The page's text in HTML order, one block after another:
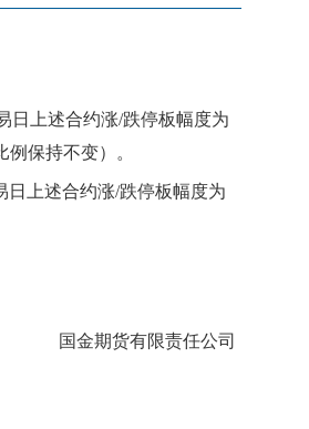
日上述合约涨/跌停板幅度为
保持不变）。
日上述合约涨/跌停板幅度为
国金期货有限责任公司